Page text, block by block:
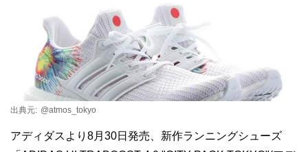
出典元: @atmos_tokyo
アディダスより8月30日発売、新作ランニングシューズ